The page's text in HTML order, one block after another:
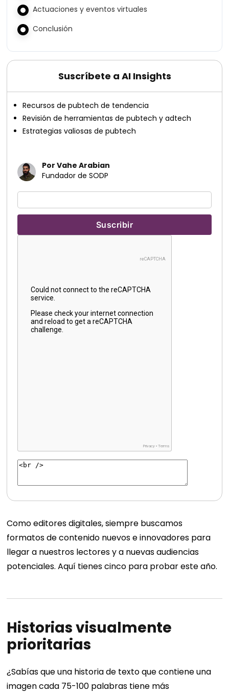
Actuaciones y eventos virtuales
Conclusión
Suscríbete a AI Insights
Recursos de pubtech de tendencia
Revisión de herramientas de pubtech y adtech
Estrategias valiosas de pubtech
Por Vahe Arabian
Fundador de SODP
Como editores digitales, siempre buscamos
formatos de contenido nuevos e innovadores para
llegar a nuestros lectores y a nuevas audiencias
potenciales. Aquí tienes cinco para probar este año.
Historias visualmente
prioritarias
¿Sabías que una historia de texto que contiene una
imagen cada 75-100 palabras tiene más